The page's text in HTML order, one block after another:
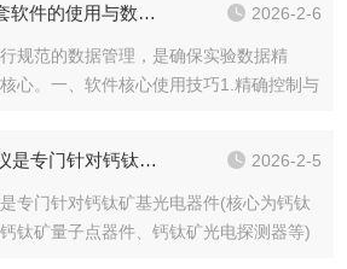
LED太阳光模拟器配套软件的使用与数据管理技巧 2026-2-6
规范的数据管理，是确保实验数据精
心。一、软件核心使用技巧1.精确控制与
钙钛矿量子效率测试仪是专门针对钙钛矿基光电器件设计的仪器 2026-2-5
专门针对钙钛矿基光电器件(核心为钙钛
钛矿量子点器件、钙钛矿光电探测器等)